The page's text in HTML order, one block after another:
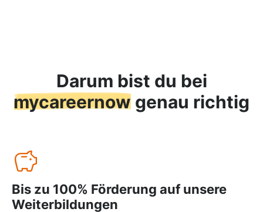
Darum bist du bei
mycareernow genau richtig
Bis zu 100% Förderung auf unsere
Weiterbildungen